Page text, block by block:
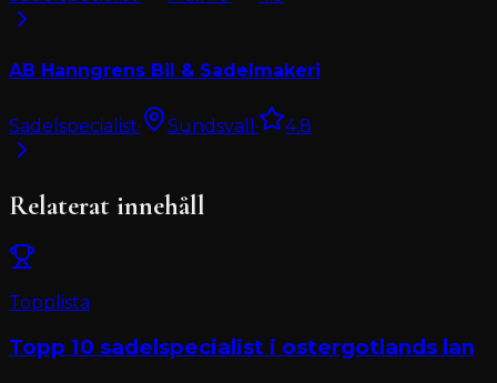
AB Hanngrens Bil & Sadelmakeri
Sadelspecialist· Sundsvall · 4.8
Relaterat innehåll
Topplista
Topp 10 sadelspecialist i ostergotlands lan